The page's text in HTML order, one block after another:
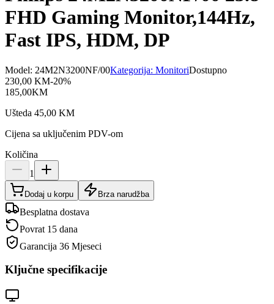
FHD Gaming Monitor,144Hz,
Fast IPS, HDM, DP
Model: 24M2N3200NF/00Kategorija: MonitoriDostupno
230,00 KM-20%
185,00KM
Ušteda 45,00 KM
Cijena sa uključenim PDV-om
Količina
1
Dodaj u korpu Brza narudžba
Besplatna dostava
Povrat 15 dana
Garancija 36 Mjeseci
Ključne specifikacije